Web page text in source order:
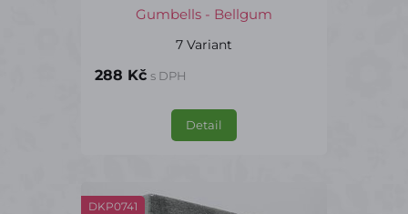
Gumbells - Bellgum
7 Variant
288 Kč s DPH
Detail
DKP0741